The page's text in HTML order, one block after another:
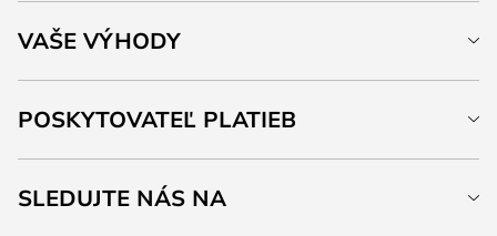
VAŠE VÝHODY
POSKYTOVATEĽ PLATIEB
SLEDUJTE NÁS NA